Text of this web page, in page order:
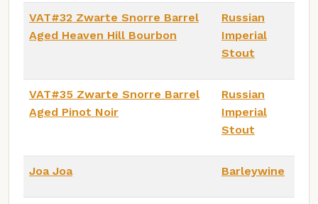
VAT#32 Zwarte Snorre Barrel
Aged Heaven Hill Bourbon
Russian
Imperial
Stout
VAT#35 Zwarte Snorre Barrel
Aged Pinot Noir
Russian
Imperial
Stout
Joa Joa Barleywine